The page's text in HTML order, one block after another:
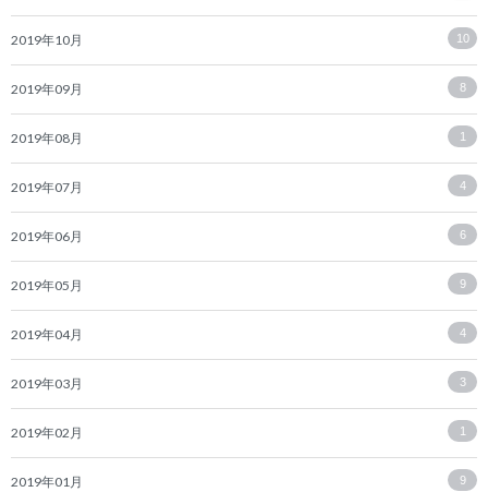
2019年10月 10
2019年09月 8
2019年08月 1
2019年07月 4
2019年06月 6
2019年05月 9
2019年04月 4
2019年03月 3
2019年02月 1
2019年01月 9